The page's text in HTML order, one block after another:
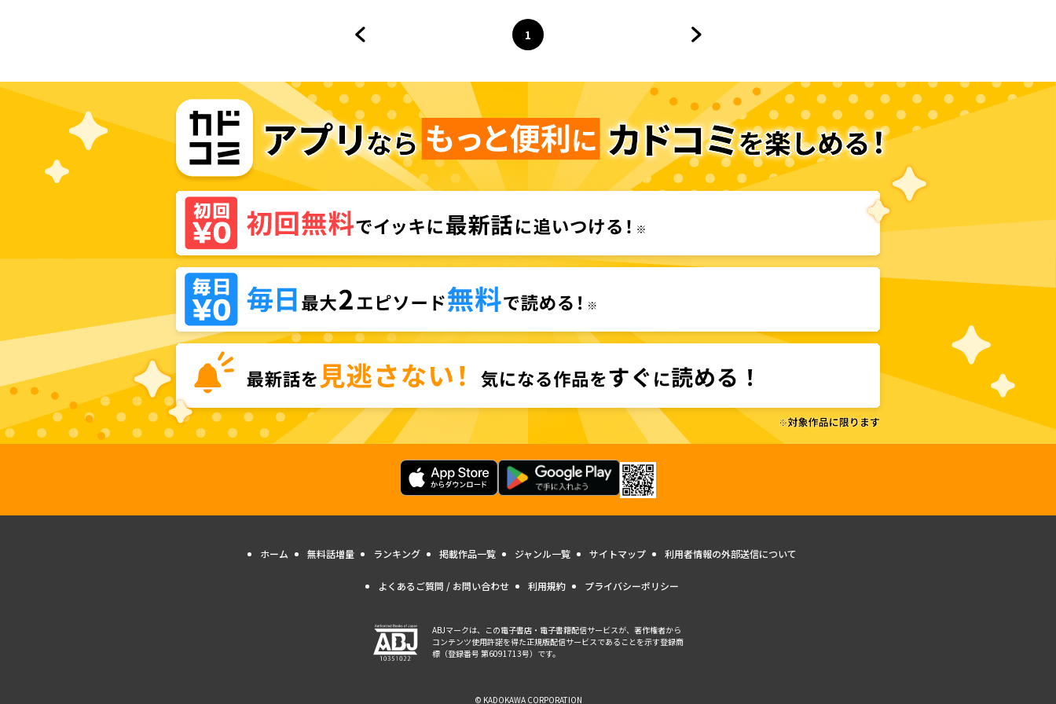
ページ
1
へ
ホーム 無料話増量 ランキング 掲載作品一覧 ジャンル一覧 サイトマップ 利用者情報の外部送信について
よくあるご質問 / お問い合わせ 利用規約 プライバシーポリシー
ABJマークは、この電子書店・電子書籍配信サービスが、著作権者から
コンテンツ使用許諾を得た正規版配信サービスであることを示す登録商
標（登録番号 第6091713号）です。
© KADOKAWA CORPORATION